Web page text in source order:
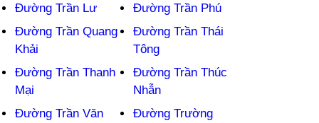
Đường Trần Lư
Đường Trần Phú
Đường Trần Quang
Khải
Đường Trần Thái
Tông
Đường Trần Thanh
Mại
Đường Trần Thúc
Nhẫn
Đường Trần Văn
Đường Trường